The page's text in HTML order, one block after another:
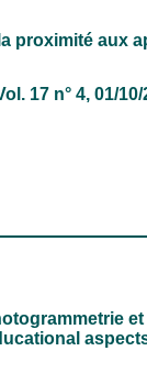
proximité aux
17 n° 4, 01/